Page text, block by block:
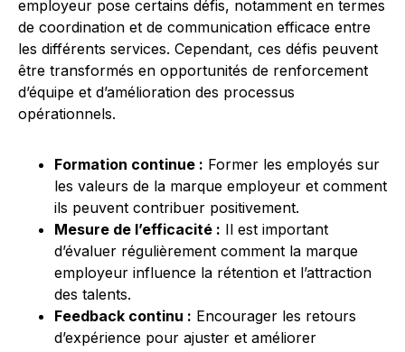
employeur pose certains défis, notamment en termes
de coordination et de communication efficace entre
les différents services. Cependant, ces défis peuvent
être transformés en opportunités de renforcement
d’équipe et d’amélioration des processus
opérationnels.
Formation continue : Former les employés sur
les valeurs de la marque employeur et comment
ils peuvent contribuer positivement.
Mesure de l’efficacité : Il est important
d’évaluer régulièrement comment la marque
employeur influence la rétention et l’attraction
des talents.
Feedback continu : Encourager les retours
d’expérience pour ajuster et améliorer